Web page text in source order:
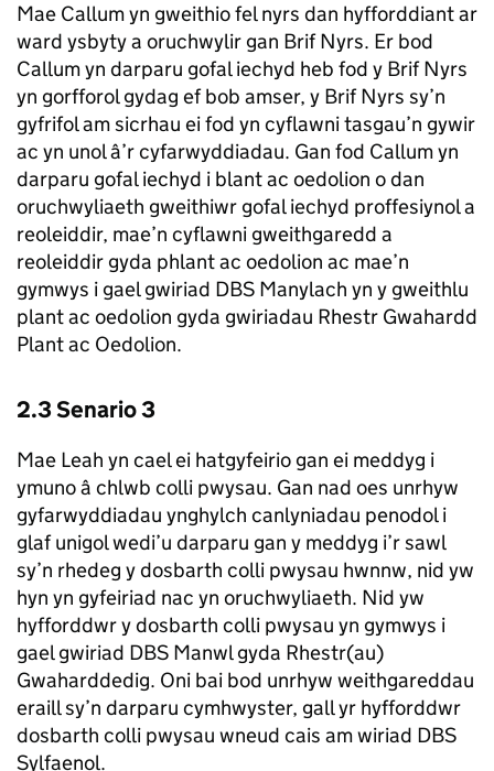
Mae Callum yn gweithio fel nyrs dan hyfforddiant ar
ward ysbyty a oruchwylir gan Brif Nyrs. Er bod
Callum yn darparu gofal iechyd heb fod y Brif Nyrs
yn gorfforol gydag ef bob amser, y Brif Nyrs sy’n
gyfrifol am sicrhau ei fod yn cyflawni tasgau’n gywir
ac yn unol â’r cyfarwyddiadau. Gan fod Callum yn
darparu gofal iechyd i blant ac oedolion o dan
oruchwyliaeth gweithiwr gofal iechyd proffesiynol a
reoleiddir, mae’n cyflawni gweithgaredd a
reoleiddir gyda phlant ac oedolion ac mae’n
gymwys i gael gwiriad DBS Manylach yn y gweithlu
plant ac oedolion gyda gwiriadau Rhestr Gwahardd
Plant ac Oedolion.
2.3 Senario 3
Mae Leah yn cael ei hatgyfeirio gan ei meddyg i
ymuno â chlwb colli pwysau. Gan nad oes unrhyw
gyfarwyddiadau ynghylch canlyniadau penodol i
glaf unigol wedi’u darparu gan y meddyg i’r sawl
sy’n rhedeg y dosbarth colli pwysau hwnnw, nid yw
hyn yn gyfeiriad nac yn oruchwyliaeth. Nid yw
hyfforddwr y dosbarth colli pwysau yn gymwys i
gael gwiriad DBS Manwl gyda Rhestr(au)
Gwaharddedig. Oni bai bod unrhyw weithgareddau
eraill sy’n darparu cymhwyster, gall yr hyfforddwr
dosbarth colli pwysau wneud cais am wiriad DBS
Sylfaenol.